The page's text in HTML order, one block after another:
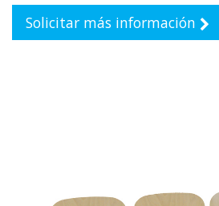
Solicitar más información